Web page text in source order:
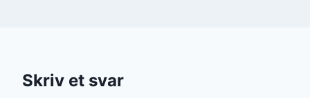
Skriv et svar